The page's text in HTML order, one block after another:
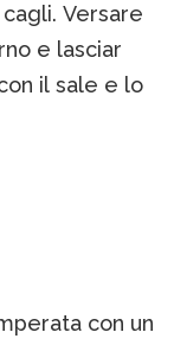
Versare
e lasciar
il sale e lo
con un